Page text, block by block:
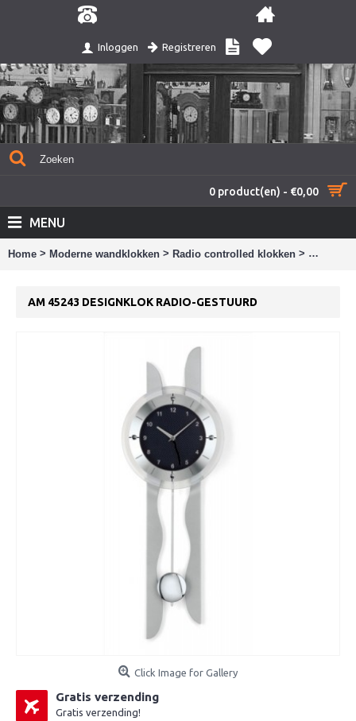
Inloggen Registreren
0 product(en) - €0,00
MENU
Home > Moderne wandklokken > Radio controlled klokken > AM
AM 45243 DESIGNKLOK RADIO-GESTUURD
Click Image for Gallery
Gratis verzending
Gratis verzending!